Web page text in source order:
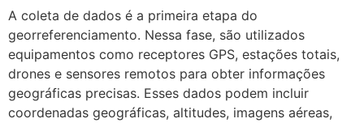
A coleta de dados é a primeira etapa do
georreferenciamento. Nessa fase, são utilizados
equipamentos como receptores GPS, estações totais,
drones e sensores remotos para obter informações
geográficas precisas. Esses dados podem incluir
coordenadas geográficas, altitudes, imagens aéreas,